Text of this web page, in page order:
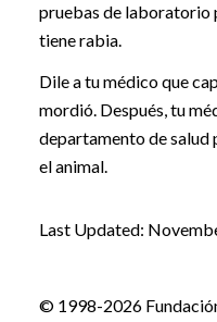
pruebas de laboratorio
tiene rabia.
Dile a tu médico que
mordió. Después, tu
departamento de salud
el animal.
Last Updated:
© 1998-2026